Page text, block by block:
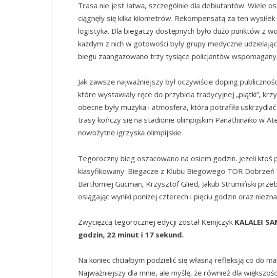
Trasa nie jest łatwa, szczególnie dla debiutantów. Wiele
ciągnęły się kilka kilometrów. Rekompensatą za ten
logistyka. Dla biegaczy dostępnych było dużo punktów z
każdym z nich w gotowości były grupy medyczne
biegu zaangażowano trzy tysiące policjantów
Jak zawsze najważniejszy był oczywiście doping
które wystawiały ręce do przybicia tradycyjnej „piątki”,
obecne były muzyka i atmosfera, która potrafiła
trasy kończy się na stadionie olimpijskim Panathinaiko w
nowożytne igrzyska olimpijskie.
Tegoroczny bieg oszacowano na osiem godzin. Jeżeli ktoś
klasyfikowany. Biegacze z Klubu Biegowego TOR Dobrzeń
Bartłomiej Gucman, Krzysztof Glied, Jakub Strumiński
osiągając wyniki poniżej czterech i pięciu godzin oraz
Zwycięzcą tegorocznej edycji został Kenijczyk KALALEI
godzin, 22 minut i 17 sekund.
Na koniec chciałbym podzielić się własną refleksją co do
Najważniejszy dla mnie, ale myślę, że również dla